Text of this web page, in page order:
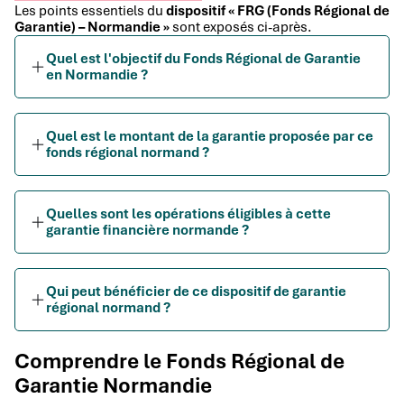
Les points essentiels du dispositif « FRG (Fonds Régional de
Garantie) – Normandie » sont exposés ci-après.
Quel est l'objectif du Fonds Régional de Garantie
en Normandie ?
Quel est le montant de la garantie proposée par ce
fonds régional normand ?
Quelles sont les opérations éligibles à cette
garantie financière normande ?
Qui peut bénéficier de ce dispositif de garantie
régional normand ?
Comprendre le Fonds Régional de
Garantie Normandie